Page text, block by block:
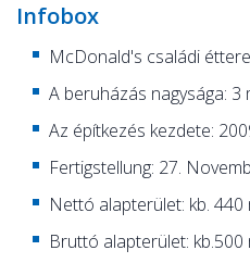
Infobox
McDonald's családi
A beruházás nagysága: 3
Az építkezés kezdete:
Fertigstellung: 27.
Nettó alapterület: kb. 440
Bruttó alapterület: kb.500